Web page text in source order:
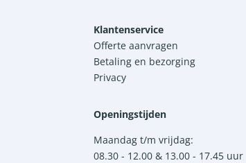
Klantenservice
Offerte aanvragen
Betaling en bezorging
Privacy
Openingstijden
Maandag t/m vrijdag:
08.30 - 12.00 & 13.00 - 17.45 uur